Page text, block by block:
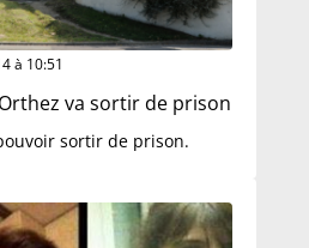
à 10:51
va sortir de prison
sortir de prison.